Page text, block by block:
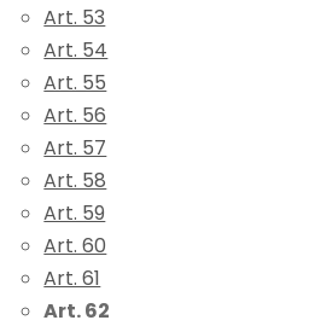
Art. 53
Art. 54
Art. 55
Art. 56
Art. 57
Art. 58
Art. 59
Art. 60
Art. 61
Art. 62